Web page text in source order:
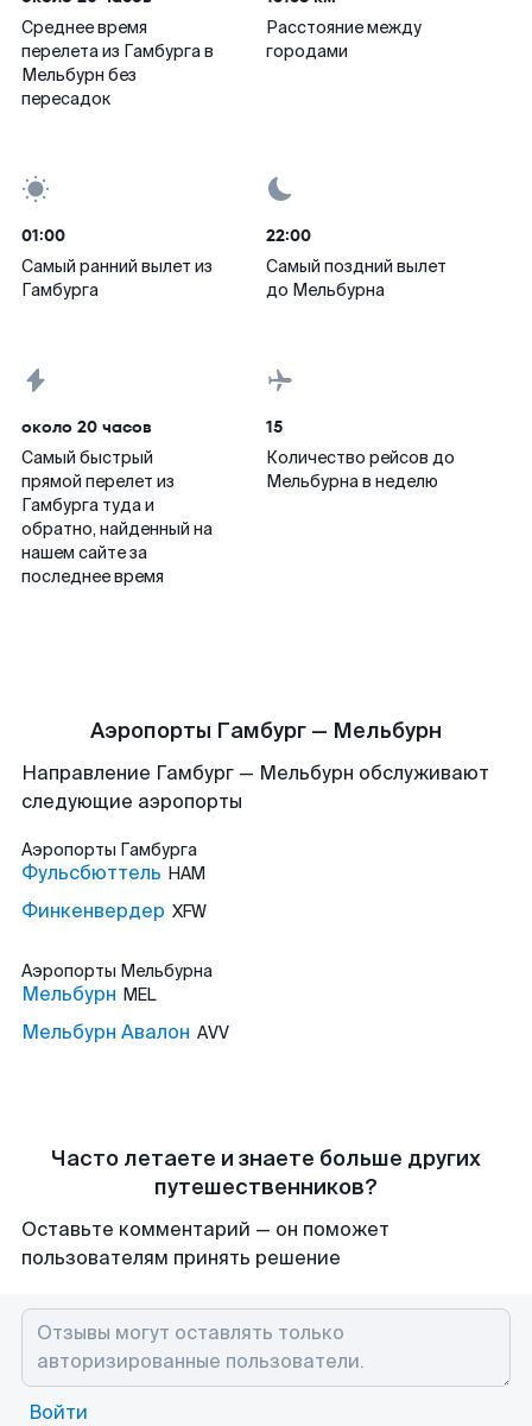
Среднее время
перелета из Гамбурга в
Мельбурн без
пересадок
Расстояние между
городами
01:00
Самый ранний вылет из
Гамбурга
22:00
Самый поздний вылет
до Мельбурна
около 20 часов
Самый быстрый
прямой перелет из
Гамбурга туда и
обратно, найденный на
нашем сайте за
последнее время
15
Количество рейсов до
Мельбурна в неделю
Аэропорты Гамбург — Мельбурн
Направление Гамбург — Мельбурн обслуживают
следующие аэропорты
Аэропорты Гамбурга
Фульсбюттель HAM
Финкенвердер XFW
Аэропорты Мельбурна
Мельбурн MEL
Мельбурн Авалон AVV
Часто летаете и знаете больше других
путешественников?
Оставьте комментарий — он поможет
пользователям принять решение
Войти